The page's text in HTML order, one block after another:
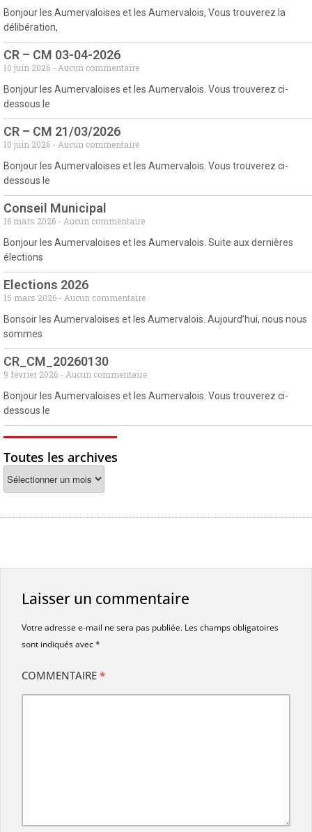
Bonjour les Aumervaloises et les Aumervalois, Vous trouverez la
délibération,
CR – CM 03-04-2026
10 juin 2026
Aucun commentaire
Bonjour les Aumervaloises et les Aumervalois. Vous trouverez ci-
dessous le
CR – CM 21/03/2026
10 juin 2026
Aucun commentaire
Bonjour les Aumervaloises et les Aumervalois. Vous trouverez ci-
dessous le
Conseil Municipal
16 mars 2026
Aucun commentaire
Bonjour les Aumervaloises et les Aumervalois. Suite aux dernières
élections
Elections 2026
15 mars 2026
Aucun commentaire
Bonsoir les Aumervaloises et les Aumervalois. Aujourd’hui, nous nous
sommes
CR_CM_20260130
9 février 2026
Aucun commentaire
Bonjour les Aumervaloises et les Aumervalois. Vous trouverez ci-
dessous le
Toutes les archives
Laisser un commentaire
Votre adresse e-mail ne sera pas publiée. Les champs obligatoires
sont indiqués avec*
COMMENTAIRE *